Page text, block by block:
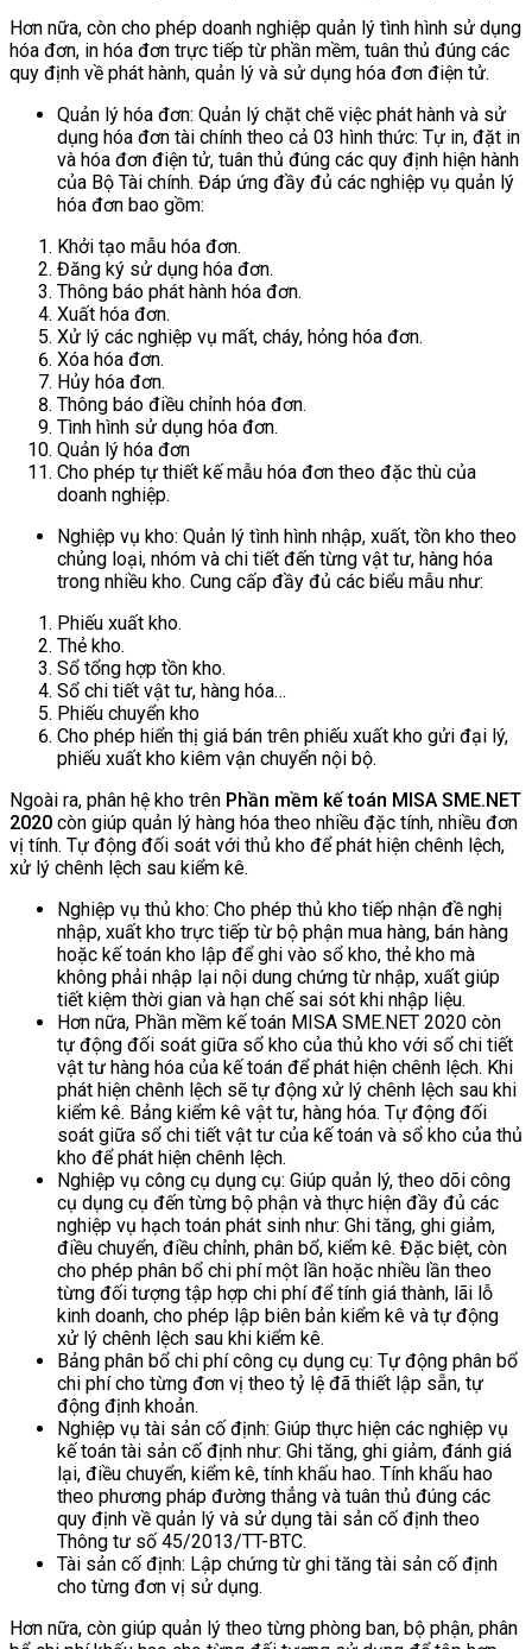
Hơn nữa, còn cho phép doanh nghiệp quản lý tình hình sử dụng
hóa đơn, in hóa đơn trực tiếp từ phần mềm, tuân thủ đúng các
quy định về phát hành, quản lý và sử dụng hóa đơn điện tử.
Quản lý hóa đơn: Quản lý chặt chẽ việc phát hành và sử
dụng hóa đơn tài chính theo cả 03 hình thức: Tự in, đặt in
và hóa đơn điện tử, tuân thủ đúng các quy định hiện hành
của Bộ Tài chính. Đáp ứng đầy đủ các nghiệp vụ quản lý
hóa đơn bao gồm:
Khởi tạo mẫu hóa đơn.
Đăng ký sử dụng hóa đơn.
Thông báo phát hành hóa đơn.
Xuất hóa đơn.
Xử lý các nghiệp vụ mất, cháy, hỏng hóa đơn.
Xóa hóa đơn.
Hủy hóa đơn.
Thông báo điều chỉnh hóa đơn.
Tình hình sử dụng hóa đơn.
Quản lý hóa đơn
Cho phép tự thiết kế mẫu hóa đơn theo đặc thù của
doanh nghiệp.
Nghiệp vụ kho: Quản lý tình hình nhập, xuất, tồn kho theo
chủng loại, nhóm và chi tiết đến từng vật tư, hàng hóa
trong nhiều kho. Cung cấp đầy đủ các biểu mẫu như:
Phiếu xuất kho.
Thẻ kho.
Sổ tổng hợp tồn kho.
Sổ chi tiết vật tư, hàng hóa…
Phiếu chuyển kho
Cho phép hiển thị giá bán trên phiếu xuất kho gửi đại lý,
phiếu xuất kho kiêm vận chuyển nội bộ.
Ngoài ra, phân hệ kho trên Phần mềm kế toán MISA SME.NET
2020 còn giúp quản lý hàng hóa theo nhiều đặc tính, nhiều đơn
vị tính. Tự động đối soát với thủ kho để phát hiện chênh lệch,
xử lý chênh lệch sau kiểm kê.
Nghiệp vụ thủ kho: Cho phép thủ kho tiếp nhận đề nghị
nhập, xuất kho trực tiếp từ bộ phận mua hàng, bán hàng
hoặc kế toán kho lập để ghi vào sổ kho, thẻ kho mà
không phải nhập lại nội dung chứng từ nhập, xuất giúp
tiết kiệm thời gian và hạn chế sai sót khi nhập liệu.
Hơn nữa, Phần mềm kế toán MISA SME.NET 2020 còn
tự động đối soát giữa sổ kho của thủ kho với sổ chi tiết
vật tư hàng hóa của kế toán để phát hiện chênh lệch. Khi
phát hiện chênh lệch sẽ tự động xử lý chênh lệch sau khi
kiểm kê. Bảng kiểm kê vật tư, hàng hóa. Tự động đối
soát giữa sổ chi tiết vật tư của kế toán và sổ kho của thủ
kho để phát hiện chênh lệch.
Nghiệp vụ công cụ dụng cụ: Giúp quản lý, theo dõi công
cụ dụng cụ đến từng bộ phận và thực hiện đầy đủ các
nghiệp vụ hạch toán phát sinh như: Ghi tăng, ghi giảm,
điều chuyển, điều chỉnh, phân bổ, kiểm kê. Đặc biệt, còn
cho phép phân bổ chi phí một lần hoặc nhiều lần theo
từng đối tượng tập hợp chi phí để tính giá thành, lãi lỗ
kinh doanh, cho phép lập biên bản kiểm kê và tự động
xử lý chênh lệch sau khi kiểm kê.
Bảng phân bổ chi phí công cụ dụng cụ: Tự động phân bổ
chi phí cho từng đơn vị theo tỷ lệ đã thiết lập sẵn, tự
động định khoản.
Nghiệp vụ tài sản cố định: Giúp thực hiện các nghiệp vụ
kế toán tài sản cố định như: Ghi tăng, ghi giảm, đánh giá
lại, điều chuyển, kiểm kê, tính khấu hao. Tính khấu hao
theo phương pháp đường thẳng và tuân thủ đúng các
quy định về quản lý và sử dụng tài sản cố định theo
Thông tư số 45/2013/TT-BTC.
Tài sản cố định: Lập chứng từ ghi tăng tài sản cố định
cho từng đơn vị sử dụng.
Hơn nữa, còn giúp quản lý theo từng phòng ban, bộ phận, phân